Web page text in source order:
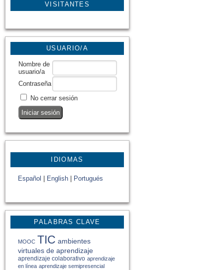
VISITANTES
USUARIO/A
Nombre de
usuario/a
Contraseña
No cerrar sesión
IDIOMAS
Español English Portugués
PALABRAS CLAVE
MOOC TIC ambientes
virtuales de aprendizaje
aprendizaje colaborativo aprendizaje
en línea aprendizaje semipresencial